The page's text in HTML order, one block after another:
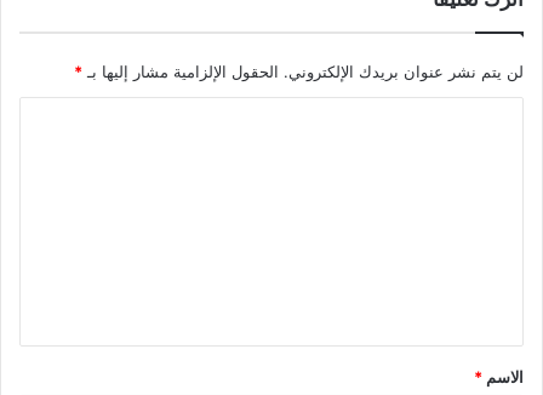
لن يتم نشر عنوان بريدك الإلكتروني. الحقول الإلزامية مشار إليها بـ *
*
الاسم *